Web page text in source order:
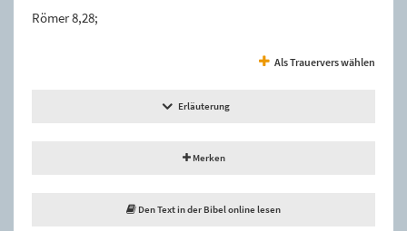
Römer 8,28;
Als Trauervers wählen
Erläuterung
Merken
Den Text in der Bibel online lesen